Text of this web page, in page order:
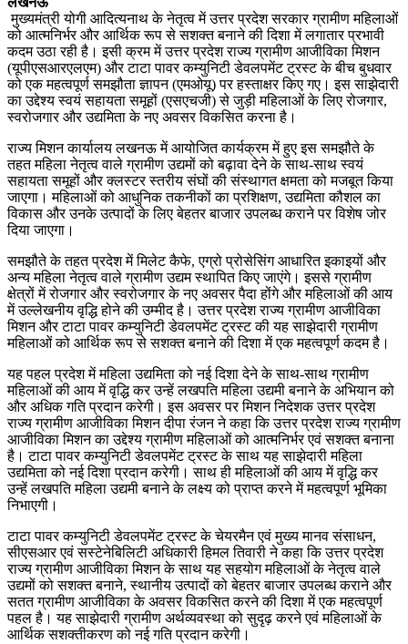
मुख्यमंत्री योगी आदित्यनाथ के नेतृत्व में उत्तर प्रदेश सरकार ग्रामीण महिलाओं
को आत्मनिर्भर और आर्थिक रूप से सशक्त बनाने की दिशा में लगातार प्रभावी
कदम उठा रही है। इसी क्रम में उत्तर प्रदेश राज्य ग्रामीण आजीविका मिशन
(यूपीएसआरएलएम) और टाटा पावर कम्युनिटी डेवलपमेंट ट्रस्ट के बीच बुधवार
को एक महत्वपूर्ण समझौता ज्ञापन (एमओयू) पर हस्ताक्षर किए गए। इस साझेदारी
का उद्देश्य स्वयं सहायता समूहों (एसएचजी) से जुड़ी महिलाओं के लिए रोजगार,
स्वरोजगार और उद्यमिता के नए अवसर विकसित करना है।
राज्य मिशन कार्यालय लखनऊ में आयोजित कार्यक्रम में हुए इस समझौते के
तहत महिला नेतृत्व वाले ग्रामीण उद्यमों को बढ़ावा देने के साथ-साथ स्वयं
सहायता समूहों और क्लस्टर स्तरीय संघों की संस्थागत क्षमता को मजबूत किया
जाएगा। महिलाओं को आधुनिक तकनीकों का प्रशिक्षण, उद्यमिता कौशल का
विकास और उनके उत्पादों के लिए बेहतर बाजार उपलब्ध कराने पर विशेष जोर
दिया जाएगा।
समझौते के तहत प्रदेश में मिलेट कैफे, एग्रो प्रोसेसिंग आधारित इकाइयों और
अन्य महिला नेतृत्व वाले ग्रामीण उद्यम स्थापित किए जाएंगे। इससे ग्रामीण
क्षेत्रों में रोजगार और स्वरोजगार के नए अवसर पैदा होंगे और महिलाओं की आय
में उल्लेखनीय वृद्धि होने की उम्मीद है। उत्तर प्रदेश राज्य ग्रामीण आजीविका
मिशन और टाटा पावर कम्युनिटी डेवलपमेंट ट्रस्ट की यह साझेदारी ग्रामीण
महिलाओं को आर्थिक रूप से सशक्त बनाने की दिशा में एक महत्वपूर्ण कदम है।
यह पहल प्रदेश में महिला उद्यमिता को नई दिशा देने के साथ-साथ ग्रामीण
महिलाओं की आय में वृद्धि कर उन्हें लखपति महिला उद्यमी बनाने के अभियान को
और अधिक गति प्रदान करेगी। इस अवसर पर मिशन निदेशक उत्तर प्रदेश
राज्य ग्रामीण आजीविका मिशन दीपा रंजन ने कहा कि उत्तर प्रदेश राज्य ग्रामीण
आजीविका मिशन का उद्देश्य ग्रामीण महिलाओं को आत्मनिर्भर एवं सशक्त बनाना
है। टाटा पावर कम्युनिटी डेवलपमेंट ट्रस्ट के साथ यह साझेदारी महिला
उद्यमिता को नई दिशा प्रदान करेगी। साथ ही महिलाओं की आय में वृद्धि कर
उन्हें लखपति महिला उद्यमी बनाने के लक्ष्य को प्राप्त करने में महत्वपूर्ण भूमिका
निभाएगी।
टाटा पावर कम्युनिटी डेवलपमेंट ट्रस्ट के चेयरमैन एवं मुख्य मानव संसाधन,
सीएसआर एवं सस्टेनेबिलिटी अधिकारी हिमल तिवारी ने कहा कि उत्तर प्रदेश
राज्य ग्रामीण आजीविका मिशन के साथ यह सहयोग महिलाओं के नेतृत्व वाले
उद्यमों को सशक्त बनाने, स्थानीय उत्पादों को बेहतर बाजार उपलब्ध कराने और
सतत ग्रामीण आजीविका के अवसर विकसित करने की दिशा में एक महत्वपूर्ण
पहल है। यह साझेदारी ग्रामीण अर्थव्यवस्था को सुदृढ़ करने एवं महिलाओं के
आर्थिक सशक्तीकरण को नई गति प्रदान करेगी।